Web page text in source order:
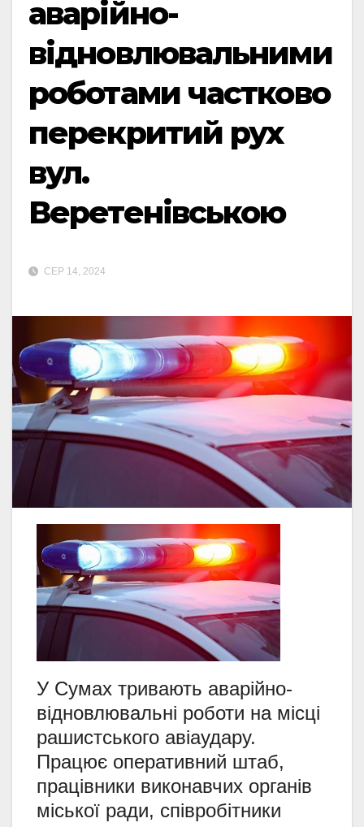
аварійно-
відновлювальними
роботами частково
перекритий рух
вул.
Веретенівською
СЕР 14, 2024
У Сумах тривають аварійно-
відновлювальні роботи на місці
рашистського авіаудару.
Працює оперативний штаб,
працівники виконавчих органів
міської ради, співробітники